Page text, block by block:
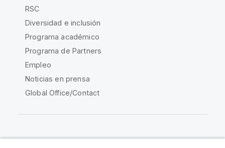
RSC
Diversidad e inclusión
Programa académico
Programa de Partners
Empleo
Noticias en prensa
Global Office/Contact